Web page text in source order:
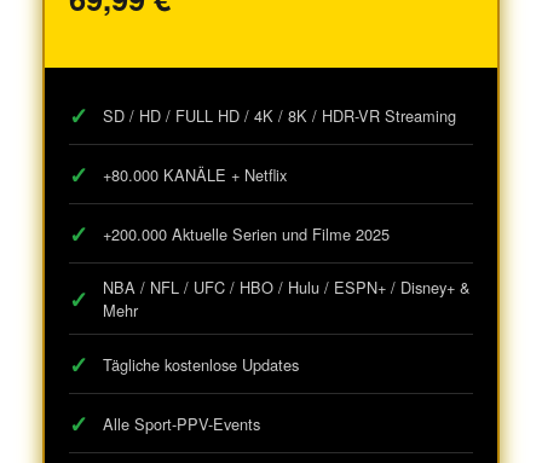
SD / HD / FULL HD / 4K / 8K / HDR-VR Streaming
+80.000 KANÄLE + Netflix
+200.000 Aktuelle Serien und Filme 2025
NBA / NFL / UFC / HBO / Hulu / ESPN+ / Disney+ &
Mehr
Tägliche kostenlose Updates
Alle Sport-PPV-Events